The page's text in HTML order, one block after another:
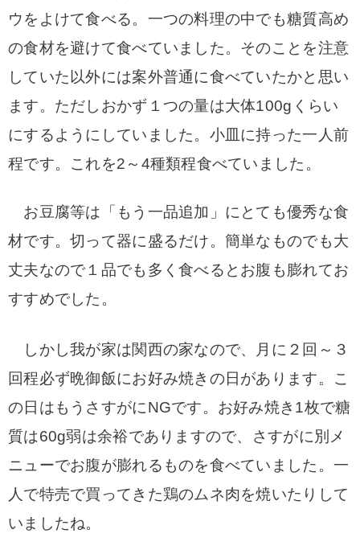
ウをよけて食べる。一つの料理の中でも糖質高め
の食材を避けて食べていました。そのことを注意
していた以外には案外普通に食べていたかと思い
ます。ただしおかず１つの量は大体100gくらい
にするようにしていました。小皿に持った一人前
程です。これを2～4種類程食べていました。
お豆腐等は「もう一品追加」にとても優秀な食
材です。切って器に盛るだけ。簡単なものでも大
丈夫なので１品でも多く食べるとお腹も膨れてお
すすめでした。
しかし我が家は関西の家なので、月に２回～３
回程必ず晩御飯にお好み焼きの日があります。こ
の日はもうさすがにNGです。お好み焼き1枚で糖
質は60g弱は余裕でありますので、さすがに別メ
ニューでお腹が膨れるものを食べていました。一
人で特売で買ってきた鶏のムネ肉を焼いたりして
いましたね。